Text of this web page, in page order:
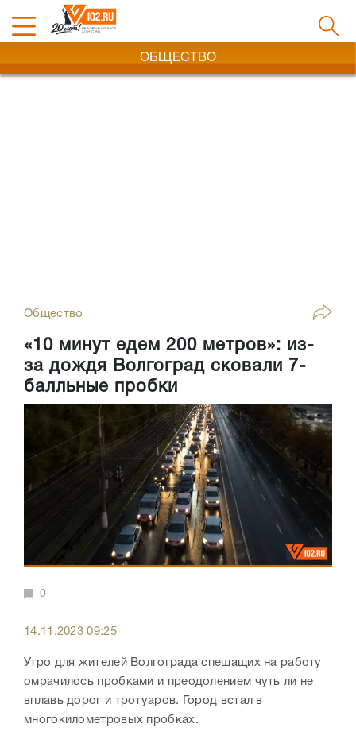
ОБЩЕСТВО
Общество
«10 минут едем 200 метров»: из-
за дождя Волгоград сковали 7-
балльные пробки
0
14.11.2023 09:25
Утро для жителей Волгограда спешащих на работу
омрачилось пробками и преодолением чуть ли не
вплавь дорог и тротуаров. Город встал в
многокилометровых пробках.